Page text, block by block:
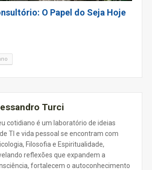
O Papel do Seja Hoje
Turci
cotidiano é um laboratório de ideias
TI e vida pessoal se encontram com
Filosofia e Espiritualidade,
reflexões que expandem a
fortalecem o autoconhecimento